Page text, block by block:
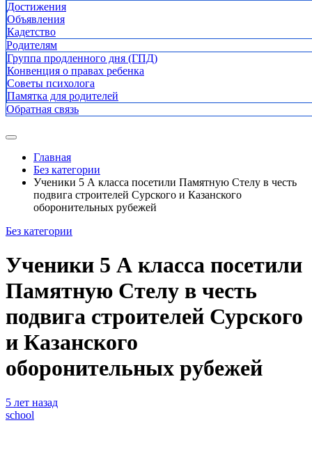
Достижения
Объявления
Кадетство
Родителям
Группа продленного дня (ГПД)
Конвенция о правах ребенка
Советы психолога
Памятка для родителей
Обратная связь
Главная
Без категории
Ученики 5 А класса посетили Памятную Стелу в честь
подвига строителей Сурского и Казанского
оборонительных рубежей
Без категории
Ученики 5 А класса посетили
Памятную Стелу в честь
подвига строителей Сурского
и Казанского
оборонительных рубежей
5 лет назад
school